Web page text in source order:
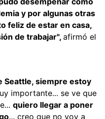
y por algunas otras
feliz de estar en casa,
de trabajar",afirmó el
Seattle, siempre estoy
importante... se ve que
quiero llegar a poner
... creo que no voy a